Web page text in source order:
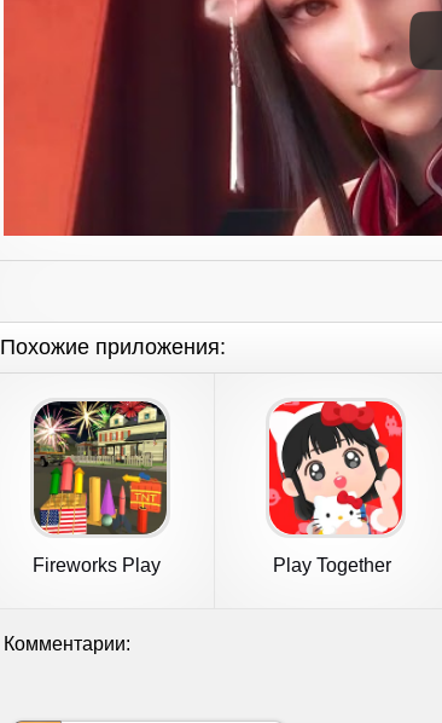
Похожие приложения:
Fireworks Play Play Together
Комментарии: